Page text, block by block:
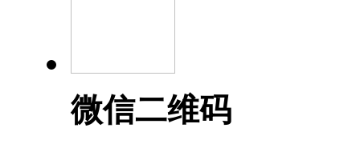
微信二维码